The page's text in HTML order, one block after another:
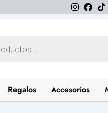
Regalos Accesorios